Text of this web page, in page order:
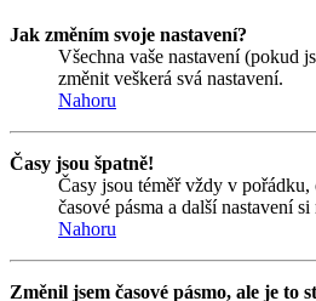
Jak změním svoje nastavení?
Všechna vaše nastavení (pokud
změnit veškerá svá nastavení.
Nahoru
Časy jsou špatně!
Časy jsou téměř vždy v pořádku,
časové pásma a další nastavení
Nahoru
Změnil jsem časové pásmo, ale je to